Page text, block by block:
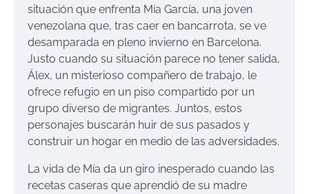
situación que enfrenta Mía García, una joven
venezolana que, tras caer en bancarrota, se ve
desamparada en pleno invierno en Barcelona.
Justo cuando su situación parece no tener salida,
Álex, un misterioso compañero de trabajo, le
ofrece refugio en un piso compartido por un
grupo diverso de migrantes. Juntos, estos
personajes buscarán huir de sus pasados y
construir un hogar en medio de las adversidades.
La vida de Mía da un giro inesperado cuando las
recetas caseras que aprendió de su madre